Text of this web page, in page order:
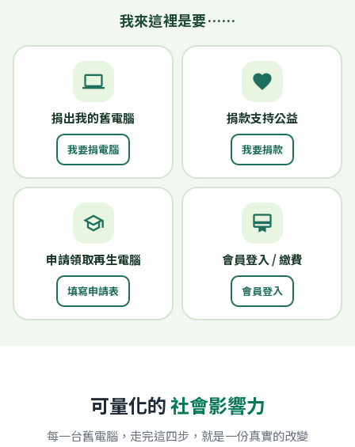
我來這裡是要……
computer
捐出我的舊電腦
我要捐電腦
favorite
捐款支持公益
我要捐款
school
申請領取再生電腦
填寫申請表
card_membership
會員登入 / 繳費
會員登入
可量化的社會影響力
每一台舊電腦，走完這四步，就是一份真實的改變